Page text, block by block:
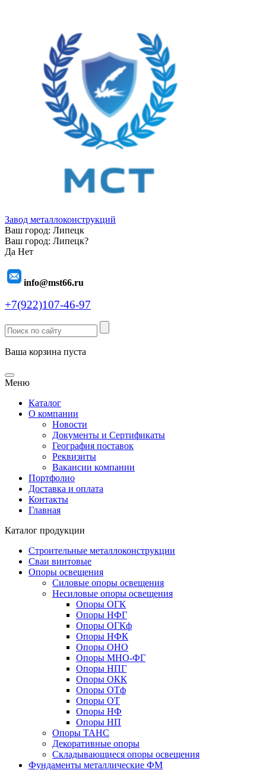
Завод металлоконструкций
Ваш город: Липецк
Ваш город: Липецк?
Да Нет
info@mst66.ru
+7(922)107-46-97
Ваша корзина пуста
Меню
Каталог
О компании
Новости
Документы и Сертификаты
География поставок
Реквизиты
Вакансии компании
Портфолио
Доставка и оплата
Контакты
Главная
Каталог продукции
Строительные металлоконструкции
Сваи винтовые
Опоры освещения
Силовые опоры освещения
Несиловые опоры освещения
Опоры ОГК
Опоры НФГ
Опоры ОГКф
Опоры НФК
Опоры ОНО
Опоры МНО-ФГ
Опоры НПГ
Опоры ОКК
Опоры ОТф
Опоры ОТ
Опоры НФ
Опоры НП
Опоры ТАНС
Декоративные опоры
Складывающиеся опоры освещения
Фундаменты металлические ФМ